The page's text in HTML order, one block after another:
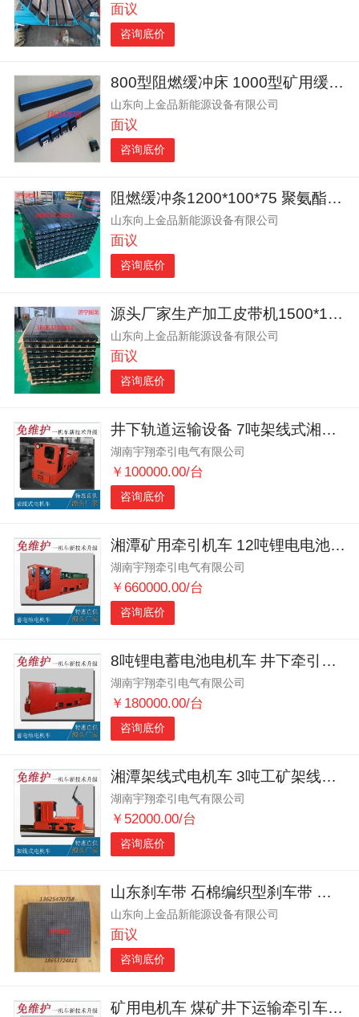
面议
咨询底价
800型阻燃缓冲床 1000型矿用缓冲床 厂家缓冲床
山东向上金品新能源设备有限公司
面议
咨询底价
阻燃缓冲条1200*100*75 聚氨酯缓冲条 矿用缓冲条
山东向上金品新能源设备有限公司
面议
咨询底价
源头厂家生产加工皮带机1500*100*75缓冲条 缓冲条
山东向上金品新能源设备有限公司
面议
咨询底价
井下轨道运输设备 7吨架线式湘潭电机车 电机车厂家供应
湖南宇翔牵引电气有限公司
￥100000.00/台
咨询底价
湘潭矿用牵引机车 12吨锂电电池电机车 矿山轨道运输设备
湖南宇翔牵引电气有限公司
￥660000.00/台
咨询底价
8吨锂电蓄电池电机车 井下牵引机车厂家供应
湖南宇翔牵引电气有限公司
￥180000.00/台
咨询底价
湘潭架线式电机车 3吨工矿架线式电机车 井下牵引机车
湖南宇翔牵引电气有限公司
￥52000.00/台
咨询底价
山东刹车带 石棉编织型刹车带 摩擦性能好
山东向上金品新能源设备有限公司
面议
咨询底价
矿用电机车 煤矿井下运输牵引车 5吨蓄电池电机车